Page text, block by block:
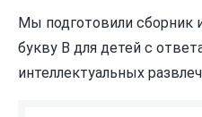
Мы подготовили сборник
букву В для детей с
интеллектуальных